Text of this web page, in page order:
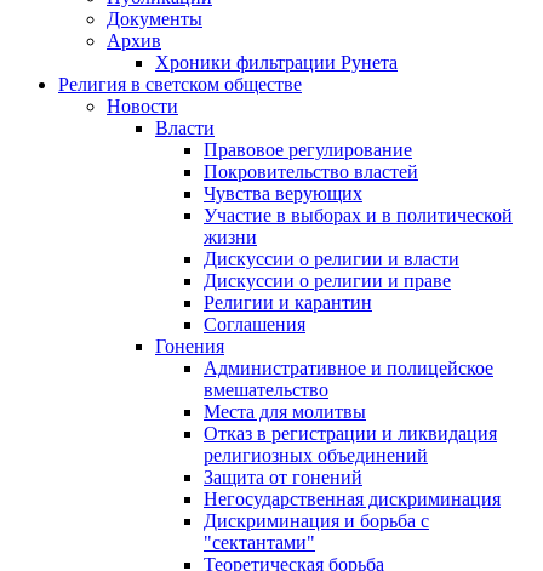
Документы
Архив
Хроники фильтрации Рунета
Религия в светском обществе
Новости
Власти
Правовое регулирование
Покровительство властей
Чувства верующих
Участие в выборах и в политической
жизни
Дискуссии о религии и власти
Дискуссии о религии и праве
Религии и карантин
Соглашения
Гонения
Административное и полицейское
вмешательство
Места для молитвы
Отказ в регистрации и ликвидация
религиозных объединений
Защита от гонений
Негосударственная дискриминация
Дискриминация и борьба с
"сектантами"
Теоретическая борьба